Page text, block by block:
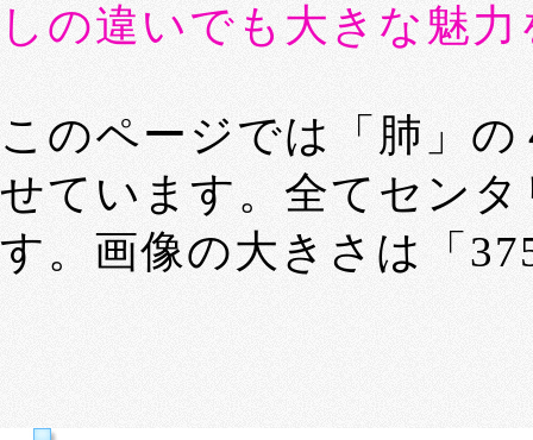
しの違いでも大きな魅
このページでは「肺」
せています。全てセン
す。画像の大きさは「